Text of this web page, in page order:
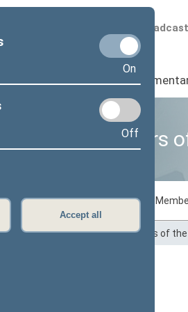
On
Off
Accept all
Scheduled
Seimas I
of Members
Draft laws initiated by
Statistics>Business of Members of